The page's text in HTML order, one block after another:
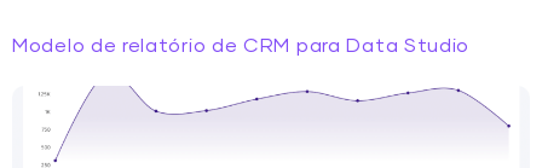
Modelo de relatório de CRM para Data Studio